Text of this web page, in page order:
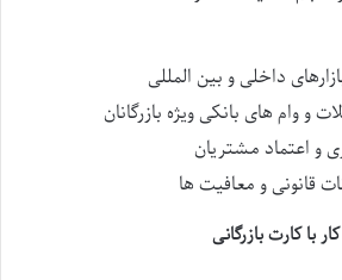
داخلی و بین المللی
وام های بانکی ویژه بازرگانان
و اعتماد مشتریان
قانونی و معافیت ها